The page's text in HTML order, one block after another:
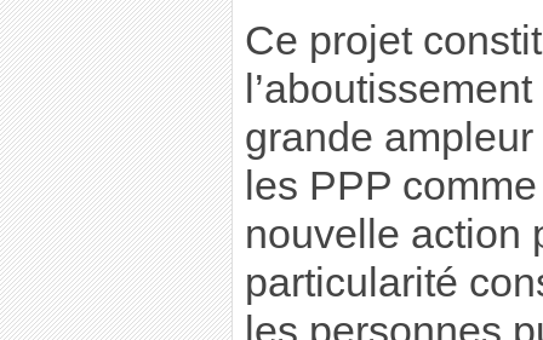
Ce projet
grande
les PPP
nouvelle action
particularité
les personnes